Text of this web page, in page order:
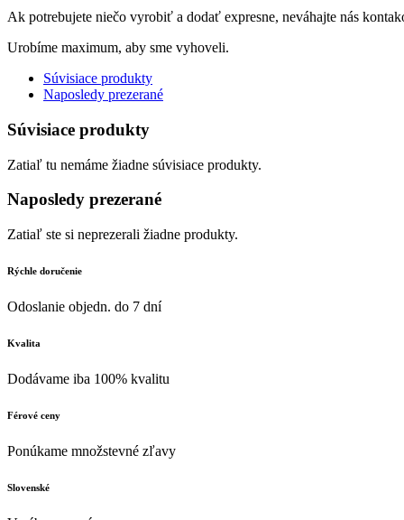
Ak potrebujete niečo vyrobiť a dodať expresne, neváhajte nás
Urobíme maximum, aby sme vyhoveli.
Súvisiace produkty
Naposledy prezerané
Súvisiace produkty
Zatiaľ tu nemáme žiadne súvisiace produkty.
Naposledy prezerané
Zatiaľ ste si neprezerali žiadne produkty.
Rýchle doručenie
Odoslanie objedn. do 7 dní
Kvalita
Dodávame iba 100% kvalitu
Férové ceny
Ponúkame množstevné zľavy
Slovenské